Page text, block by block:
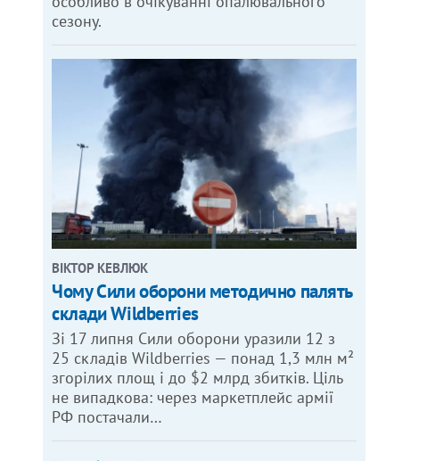
сезону.
ВІКТОР КЕВЛЮК
Чому Сили оборони методично палять
склади Wildberries
Зі 17 липня Сили оборони уразили 12 з
25 складів Wildberries — понад 1,3 млн м²
згорілих площ і до $2 млрд збитків. Ціль
не випадкова: через маркетплейс армії
РФ постачали…